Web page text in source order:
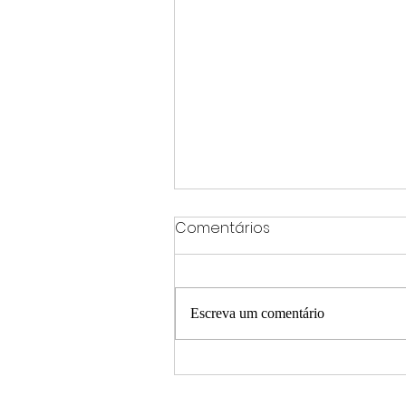
Varginha classifica 102
Comentários
Escreva um comentário